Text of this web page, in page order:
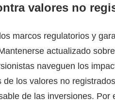
valores no
marcos regulatorios y
actualizado
naveguen los
los valores no
de las inversiones. Por